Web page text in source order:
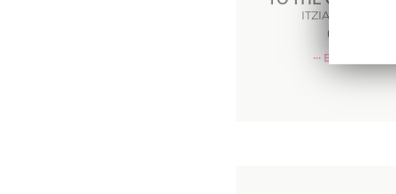
ITZIAR GUZMAN
62
··· En stock ···